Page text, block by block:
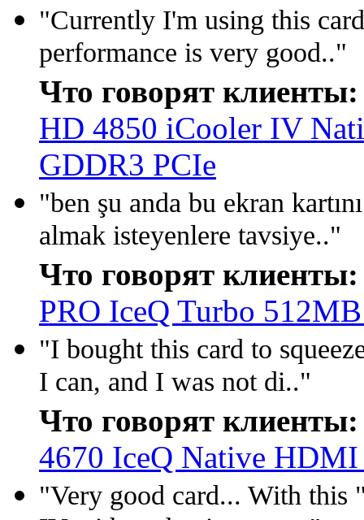
"Currently I'm using this
performance is very good.."
Что говорят клиенты:
HD 4850 iCooler IV
GDDR3 PCIe
"ben şu anda bu ekran
almak isteyenlere tavsiye.."
Что говорят клиенты:
PRO IceQ Turbo
"I bought this card to
I can, and I was not di.."
Что говорят клиенты:
4670 IceQ Native
"Very good card... With